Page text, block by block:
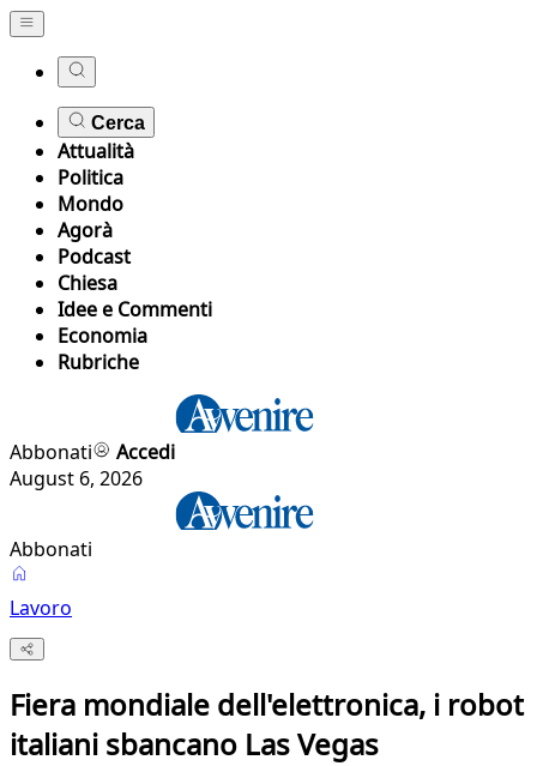
Cerca
Attualità
Politica
Mondo
Agorà
Podcast
Chiesa
Idee e Commenti
Economia
Rubriche
Abbonati
Accedi
August 6, 2026
Abbonati
Lavoro
Fiera mondiale dell'elettronica, i robot
italiani sbancano Las Vegas